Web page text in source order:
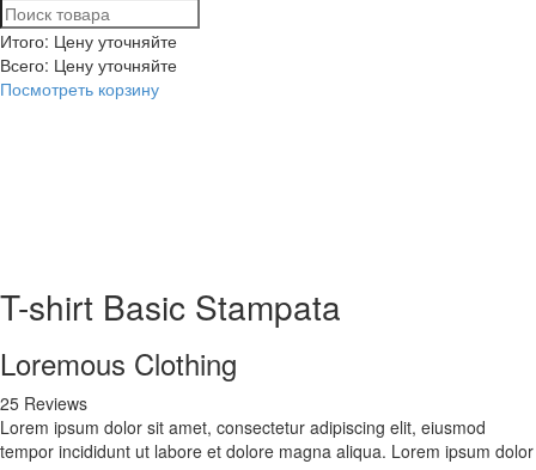
Итого: Цену уточняйте
Всего: Цену уточняйте
Посмотреть корзину
T-shirt Basic Stampata
Loremous Clothing
25 Reviews
Lorem ipsum dolor sit amet, consectetur adipiscing elit, eiusmod
tempor incididunt ut labore et dolore magna aliqua. Lorem ipsum dolor